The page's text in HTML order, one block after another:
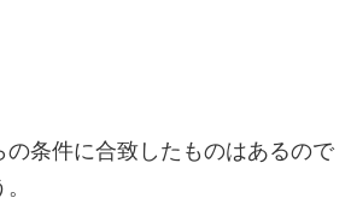
の条件に合致したものはあるので